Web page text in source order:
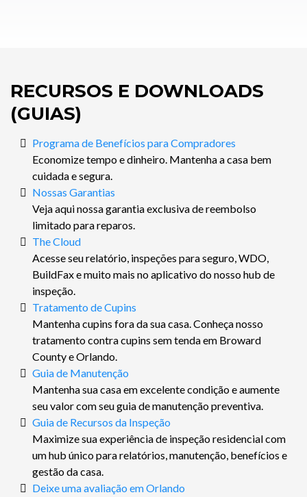
RECURSOS E DOWNLOADS
(GUIAS)
Programa de Benefícios para Compradores
Economize tempo e dinheiro. Mantenha a casa bem
cuidada e segura.
Nossas Garantias
Veja aqui nossa garantia exclusiva de reembolso
limitado para reparos.
The Cloud
Acesse seu relatório, inspeções para seguro, WDO,
BuildFax e muito mais no aplicativo do nosso hub de
inspeção.
Tratamento de Cupins
Mantenha cupins fora da sua casa. Conheça nosso
tratamento contra cupins sem tenda em Broward
County e Orlando.
Guia de Manutenção
Mantenha sua casa em excelente condição e aumente
seu valor com seu guia de manutenção preventiva.
Guia de Recursos da Inspeção
Maximize sua experiência de inspeção residencial com
um hub único para relatórios, manutenção, benefícios e
gestão da casa.
Deixe uma avaliação em Orlando